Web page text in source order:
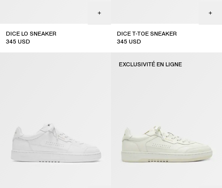
DICE LO SNEAKER
345 USD
DICE T-TOE SNEAKER
345 USD
EXCLUSIVITÉ EN LIGNE